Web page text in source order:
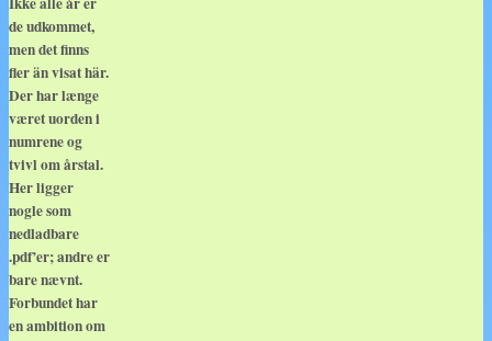
de udkommet,
men det finns
fler än visat här.
Der har længe
været uorden i
numrene og
tvivl om årstal.
Her ligger
nogle som
nedladbare
.pdf’er; andre er
bare nævnt.
Forbundet har
en ambition om